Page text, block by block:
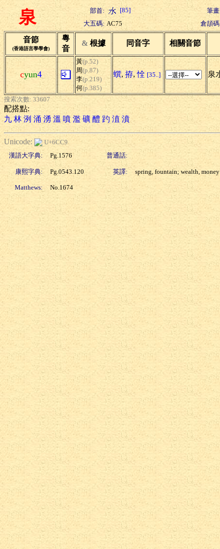
泉 部首: [85]
筆
大五碼: AC75 倉頡
音節
(香港語言學學會)
粵
音
& 根據 同音字 相關音節
cyun4
黃(p.52)
周(p.87)
李(p.219)
何(p.385)
蟤, 拵,恮 [35..] 泉
搜索次數: 33607
配搭點:
九 林 洌 涌 湧 溫 噴 濫 礦 醴 趵 淔 濆
Unicode:
U+6CC9
漢語大字典:
Pg.1576 普通話:
康熙字典: Pg.0543.120 英譯: spring, fountain; wealth, money
Matthews: No.1674